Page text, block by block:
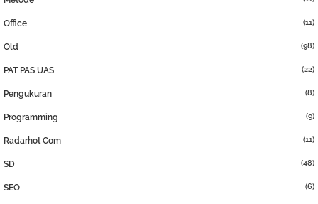
Office (11)
Old (98)
PAT PAS UAS (22)
Pengukuran (8)
Programming (9)
Radarhot Com (11)
SD (48)
SEO (6)